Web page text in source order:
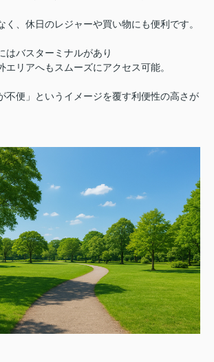
く、休日のレジャーや買い物にも便利です。
はバスターミナルがあり
エリアへもスムーズにアクセス可能。
不便」というイメージを覆す利便性の高さが